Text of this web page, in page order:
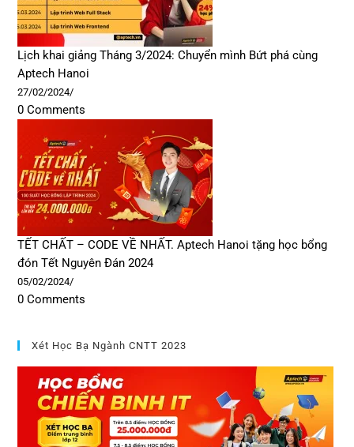
Lịch khai giảng Tháng 3/2024: Chuyển mình Bứt phá cùng
Aptech Hanoi
27/02/2024/
0 Comments
TẾT CHẤT – CODE VỀ NHẤT. Aptech Hanoi tặng học bổng
đón Tết Nguyên Đán 2024
05/02/2024/
0 Comments
Xét Học Bạ Ngành CNTT 2023